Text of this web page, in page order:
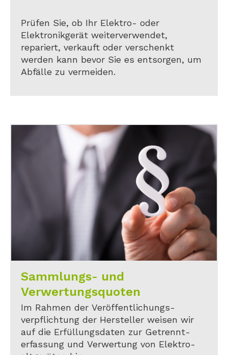
Prüfen Sie, ob Ihr Elektro- oder
Elektronikgerät weiterverwendet,
repariert, verkauft oder verschenkt
werden kann bevor Sie es entsorgen, um
Abfälle zu vermeiden.
Sammlungs- und
Verwertungsquoten
Im Rahmen der Veröffentlichungs-
verpflichtung der Hersteller weisen wir
auf die Erfüllungsdaten zur Getrennt-
erfassung und Verwertung von Elektro-